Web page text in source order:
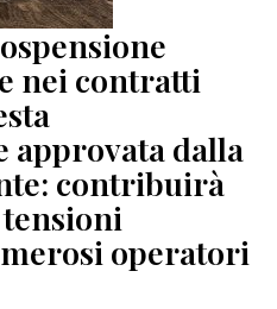
nei contratti
approvata dalla
contribuirà
operatori